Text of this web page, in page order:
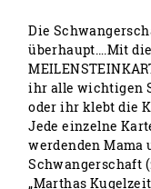
Die
überhaupt….Mit
ihr alle wichtigen
oder ihr klebt die
Jede einzelne
werdenden Mama
Schwangerschaft
„Marthas